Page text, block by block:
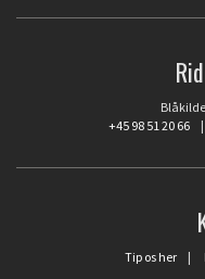
+45 98 51 20 66
Tip os her |